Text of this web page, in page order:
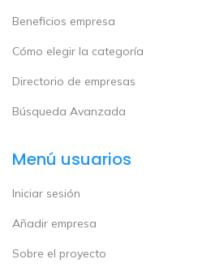
Beneficios empresa
Cómo elegir la categoría
Directorio de empresas
Búsqueda Avanzada
Menú usuarios
Iniciar sesión
Añadir empresa
Sobre el proyecto